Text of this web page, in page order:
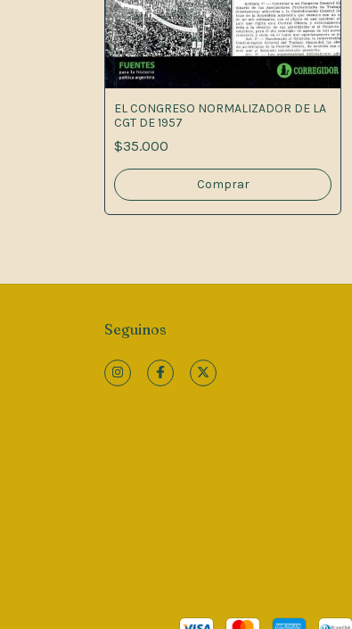
EL CONGRESO NORMALIZADOR DE LA
CGT DE 1957
$35.000
Seguinos